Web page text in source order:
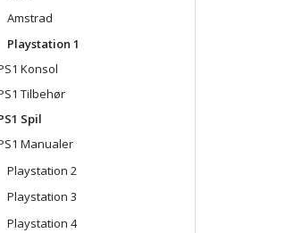
Amstrad
Playstation 1
Konsol
Tilbehør
Spil
Manualer
Playstation 2
Playstation 3
Playstation 4